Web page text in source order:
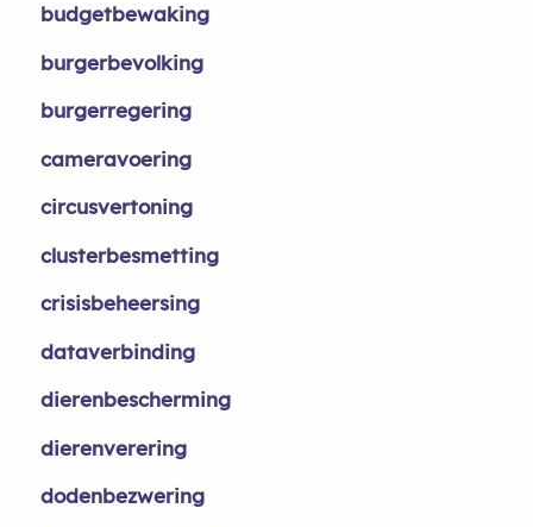
budgetbewaking
burgerbevolking
burgerregering
cameravoering
circusvertoning
clusterbesmetting
crisisbeheersing
dataverbinding
dierenbescherming
dierenverering
dodenbezwering